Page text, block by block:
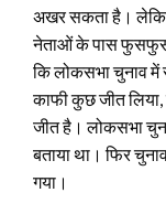
अखर सकता है। लेकिन
नेताओं के पास
कि लोकसभा चुनाव में
काफी कुछ जीत लिया,
जीत है। लोकसभा
बताया था। फिर
गया।